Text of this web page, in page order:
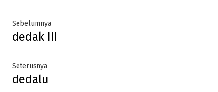
Post
navigation
SebelumnyaPrevious
post:
dedak III
SeterusnyaNext
post:
dedalu